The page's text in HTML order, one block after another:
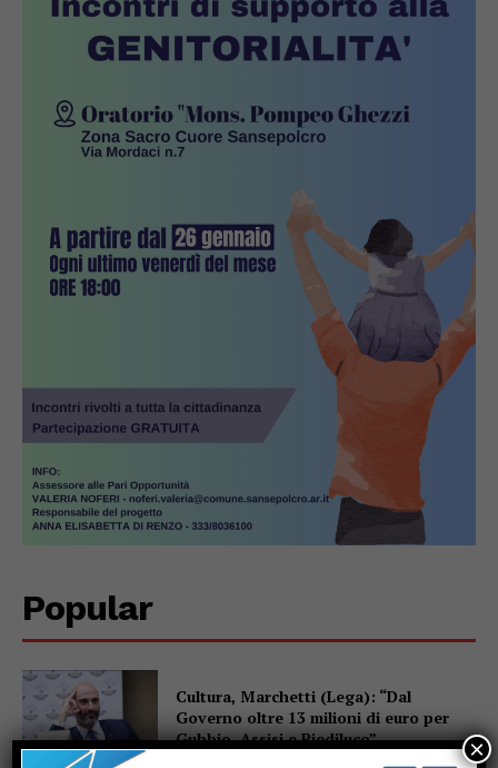
Popular
Cultura, Marchetti (Lega): “Dal
Governo oltre 13 milioni di euro per
Gubbio, Assisi e Piediluco”
×